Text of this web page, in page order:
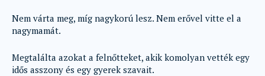
Nem várta meg, míg nagykorú lesz. Nem erővel vitte el a
nagymamát.
Megtalálta azokat a felnőtteket, akik komolyan vették egy
idős asszony és egy gyerek szavait.